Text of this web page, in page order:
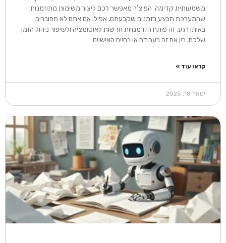
משמעותית קדימה. הפיצ’ר מאפשר לכם ליצור משימות מתוזמנות
שהמערכת תבצע בזמנים שקבעתם, אפילו אם אתם לא מחוברים
באותו רגע. זה פותח הזדמנויות חדשות לאוטומציה ולשיפור ניהול הזמן
שלכם, בין אם זה בעבודה או בחיים האישיים.
קראו עוד »
ינואר 18, 2025